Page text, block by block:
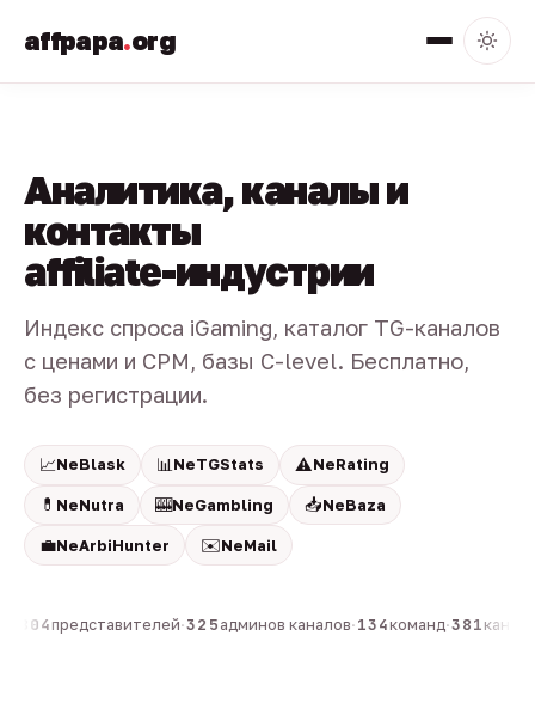
affpapa.org
Аналитика, каналы и
контакты
affiliate-индустрии
Индекс спроса iGaming, каталог TG-каналов
с ценами и CPM, базы C-level. Бесплатно,
без регистрации.
📈NeBlask 📊 NeTGStats ⚠️NeRating
💊 NeNutra 🎰NeGambling 📥NeBaza
💼NeArbiHunter ✉️NeMail
804представителей·325 админов каналов·134команд·381